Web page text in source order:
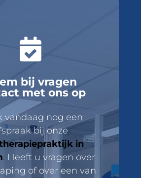

bij vragen
met ons op
vandaag nog een
bij onze
in
. Heeft u vragen over
of over een van